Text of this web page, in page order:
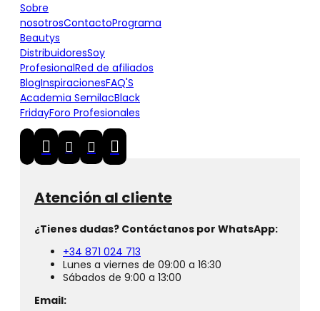
Sobre
nosotrosContactoPrograma
Beautys
DistribuidoresSoy
ProfesionalRed de afiliados
BlogInspiracionesFAQ'S
Academia SemilacBlack
FridayForo Profesionales
Atención al cliente
¿Tienes dudas? Contáctanos por WhatsApp:
+34 871 024 713
Lunes a viernes de 09:00 a 16:30
Sábados de 9:00 a 13:00
Email: